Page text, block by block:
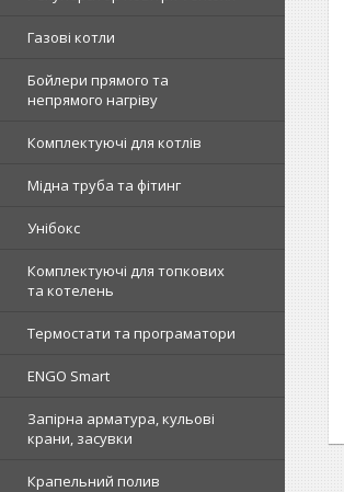
Газові котли
Бойлери прямого та
непрямого нагріву
Комплектуючі для котлів
Мідна труба та фітинг
Унібокс
Комплектуючі для топкових
та котелень
Термостати та програматори
ENGO Smart
Запірна арматура, кульові
крани, засувки
Крапельний полив